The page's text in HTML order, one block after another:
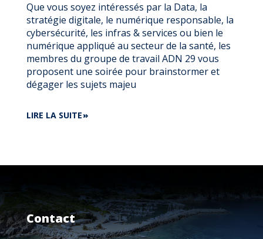
Que vous soyez intéressés par la Data, la
stratégie digitale, le numérique responsable, la
cybersécurité, les infras & services ou bien le
numérique appliqué au secteur de la santé, les
membres du groupe de travail ADN 29 vous
proposent une soirée pour brainstormer et
dégager les sujets majeu
LIRE LA SUITEDE
CYBERSÉCURITÉ,
DATA...
VISIOCONFÉRENCE
LE
Contact